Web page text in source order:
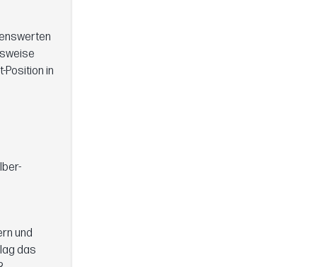
Position in
und
das